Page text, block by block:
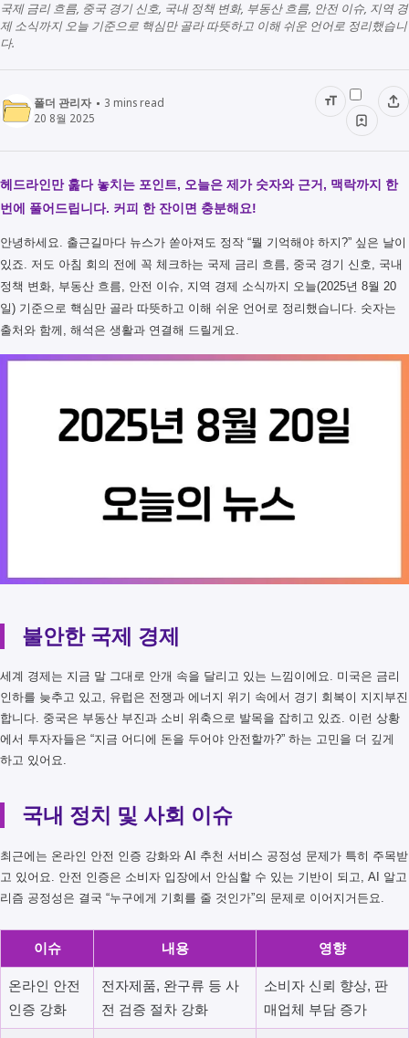
국제 금리 흐름, 중국 경기 신호, 국내 정책 변화, 부동산 흐름, 안전 이슈, 지역 경
제 소식까지 오늘 기준으로 핵심만 골라 따뜻하고 이해 쉬운 언어로 정리했습니
다.
폴더 관리자 3 mins read
20 8월 2025
헤드라인만 훑다 놓치는 포인트, 오늘은 제가 숫자와 근거, 맥락까지 한
번에 풀어드립니다. 커피 한 잔이면 충분해요!
안녕하세요. 출근길마다 뉴스가 쏟아져도 정작 “뭘 기억해야 하지?” 싶은 날이
있죠. 저도 아침 회의 전에 꼭 체크하는 국제 금리 흐름, 중국 경기 신호, 국내
정책 변화, 부동산 흐름, 안전 이슈, 지역 경제 소식까지 오늘(2025년 8월 20
일) 기준으로 핵심만 골라 따뜻하고 이해 쉬운 언어로 정리했습니다. 숫자는
출처와 함께, 해석은 생활과 연결해 드릴게요.
불안한 국제 경제
세계 경제는 지금 말 그대로 안개 속을 달리고 있는 느낌이에요. 미국은 금리
인하를 늦추고 있고, 유럽은 전쟁과 에너지 위기 속에서 경기 회복이 지지부진
합니다. 중국은 부동산 부진과 소비 위축으로 발목을 잡히고 있죠. 이런 상황
에서 투자자들은 “지금 어디에 돈을 두어야 안전할까?” 하는 고민을 더 깊게
하고 있어요.
국내 정치 및 사회 이슈
최근에는 온라인 안전 인증 강화와 AI 추천 서비스 공정성 문제가 특히 주목받
고 있어요. 안전 인증은 소비자 입장에서 안심할 수 있는 기반이 되고, AI 알고
리즘 공정성은 결국 “누구에게 기회를 줄 것인가”의 문제로 이어지거든요.
이슈 내용 영향
온라인 안전
인증 강화
전자제품, 완구류 등 사
전 검증 절차 강화
소비자 신뢰 향상, 판
매업체 부담 증가